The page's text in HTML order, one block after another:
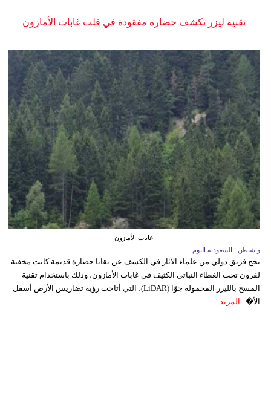
تقنية ليزر تكشف حضارة مفقودة في قلب غابات الأمازون
غابات الأمازون
واشنطن ـ السعودية اليوم
نجح فريق دولي من علماء الآثار في الكشف عن بقايا حضارة قديمة كانت مخفية
لقرون تحت الغطاء النباتي الكثيف في غابات الأمازون، وذلك باستخدام تقنية
المسح بالليزر المحمولة جوًا (LiDAR)، التي أتاحت رؤية تضاريس الأرض أسفل
الأ�... المزيد